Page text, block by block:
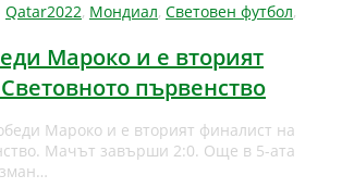
Qatar2022, Мондиал, Световен футбол,
Мароко и е вторият
първенство
Мароко и е вторият финалист на
Мачът завърши 2:0. Още в 5-ата